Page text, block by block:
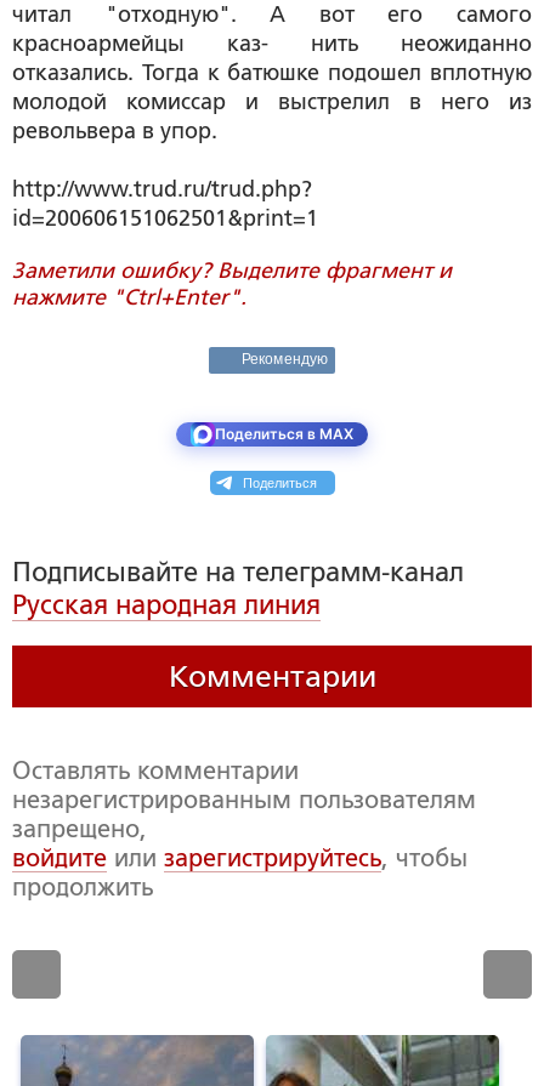
читал "отходную". А вот его самого
красноармейцы каз- нить неожиданно
отказались. Тогда к батюшке подошел вплотную
молодой комиссар и выстрелил в него из
револьвера в упор.
http://www.trud.ru/trud.php?
id=200606151062501&print=1
Заметили ошибку? Выделите фрагмент и
нажмите "Ctrl+Enter".
Рекомендую
Поделиться в MAX
Поделиться
Подписывайте на телеграмм-канал
Русская народная линия
Комментарии
Оставлять комментарии
незарегистрированным пользователям
запрещено,
войдите или зарегистрируйтесь, чтобы
продолжить